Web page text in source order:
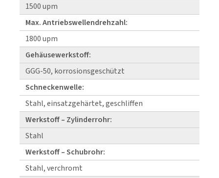
1500 upm
Max. Antriebswellendrehzahl:
1800 upm
Gehäusewerkstoff:
GGG-50, korrosionsgeschützt
Schneckenwelle:
Stahl, einsatzgehärtet, geschliffen
Werkstoff – Zylinderrohr:
Stahl
Werkstoff – Schubrohr:
Stahl, verchromt